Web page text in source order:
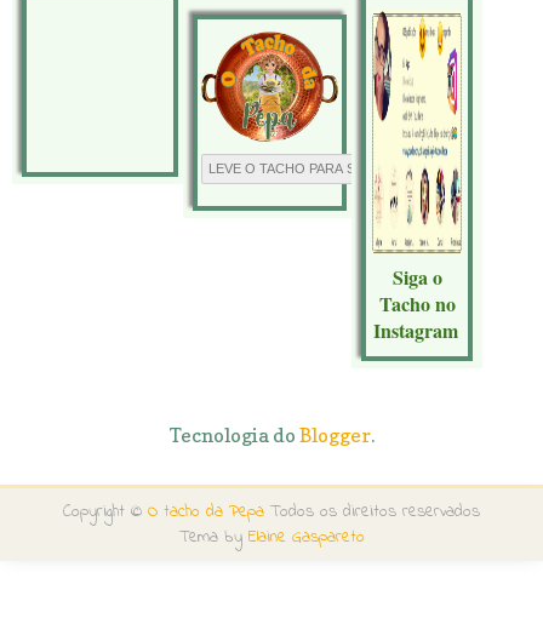
Siga o
Tacho no
Instagram
Tecnologia do Blogger.
Copyright © O tacho da Pepa Todos os direitos reservados
Tema by Elaine Gaspareto